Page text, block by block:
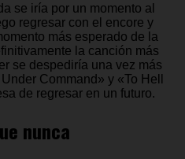
se iría por un momento al
regresar con el encore y
más esperado de la
la canción más
se despediría una vez más
Command» y «To Hell
de regresar en un futuro.
nunca